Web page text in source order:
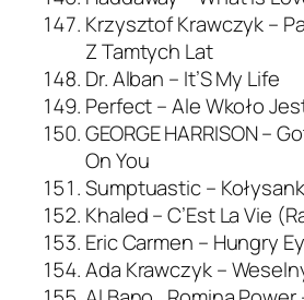
Krzysztof Krawczyk –
Z Tamtych Lat
Dr. Alban – It’S My Life
Perfect – Ale Wkoło
GEORGE HARRISON –
On You
Sumptuastic –
Khaled – C’Est La Vie
Eric Carmen – Hungry
Ada Krawczyk –